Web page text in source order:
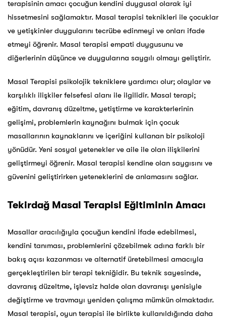
terapisinin amacı çocuğun kendini duygusal olarak iyi
hissetmesini sağlamaktır. Masal terapisi teknikleri ile çocuklar
ve yetişkinler duygularını tecrübe edinmeyi ve onları ifade
etmeyi öğrenir. Masal terapisi empati duygusunu ve
diğerlerinin düşünce ve duygularına saygılı olmayı geliştirir.
Masal Terapisi psikolojik tekniklere yardımcı olur; olaylar ve
karşılıklı ilişkiler felsefesi alanı ile ilgilidir. Masal terapi;
eğitim, davranış düzeltme, yetiştirme ve karakterlerinin
gelişimi, problemlerin kaynağını bulmak için çocuk
masallarının kaynaklarını ve içeriğini kullanan bir psikoloji
yönüdür. Yeni sosyal yetenekler ve aile ile olan ilişkilerini
geliştirmeyi öğrenir. Masal terapisi kendine olan saygısını ve
güvenini geliştirirken yeteneklerini de anlamasını sağlar.
Tekirdağ Masal Terapisi Eğitiminin Amacı
Masallar aracılığıyla çocuğun kendini ifade edebilmesi,
kendini tanıması, problemlerini çözebilmek adına farklı bir
bakış açısı kazanması ve alternatif üretebilmesi amacıyla
gerçekleştirilen bir terapi tekniğidir. Bu teknik sayesinde,
davranış düzeltme, işlevsiz halde olan davranışı yenisiyle
değiştirme ve travmayı yeniden çalışma mümkün olmaktadır.
Masal terapisi, oyun terapisi ile birlikte kullanıldığında daha